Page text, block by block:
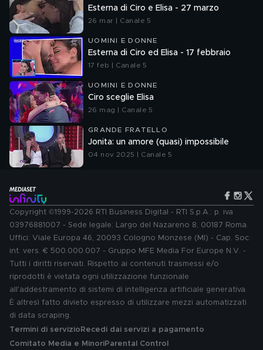
Esterna di Ciro e Elisa - 27 marzo
26 mar | Canale 5
UOMINI E DONNE
Esterna di Ciro ed Elisa - 17 febbraio
17 feb | Canale 5
UOMINI E DONNE
Ciro sceglie Elisa
26 mag | Canale 5
GRANDE FRATELLO
Jonita: un amore (quasi) impossibile
04 nov 2025 | Canale 5
Copyright ©1999-2026 RTI Business Digital - RTI S.p.A.: p. iva
03976881007 - Sede legale: Largo del Nazareno 8, 00187 Roma.
Uffici: Viale Europa 46, 20093 Cologno Monzese (MI) - Cap. Soc.
int. vers. € 500.000.007 - Gruppo MFE Media For Europe N.V. -
Tutti i diritti riservati. Rispetto ai contenuti trasmessi e/o
riprodotti è vietata ogni utilizzazione funzionale
all'addestramento di sistemi di intelligenza artificiale generativa.
È altresì fatto divieto espresso di utilizzare mezzi automatizzati
di data scraping.
Termini di servizio Recedi dai servizi a pagamento
Comitato Media e MinoriParental Control